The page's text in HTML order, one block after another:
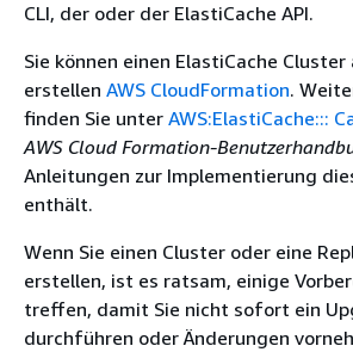
CLI, der oder der ElastiCache API.
Sie können einen ElastiCache
erstellen AWS CloudFormation.
finden Sie unter AWS:ElastiCache:::
AWS Cloud Formation-
Anleitungen zur Implementierung
enthält.
Wenn Sie einen Cluster oder eine
erstellen, ist es ratsam, einige
treffen, damit Sie nicht sofort ein
durchführen oder Änderungen